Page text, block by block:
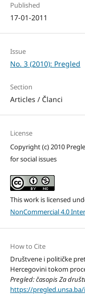
Published
17-01-2011
Issue
No. 3 (2010): Pregled
Section
Articles / Članci
License
Copyright (c) 2010
for social issues
This work is licensed
NonCommercial 4.0
How to Cite
Društvene i političke
Hercegovini tokom
Pregled: časopis Za
https://